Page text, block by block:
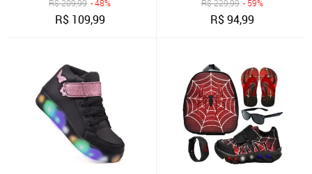
R$209,99 - 48%
R$ 109,99
R$229,99 - 59%
R$94,99